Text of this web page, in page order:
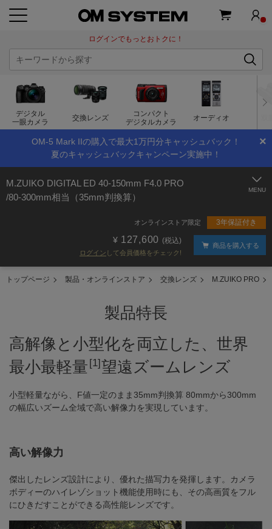
ログインでもっとおトクに！
デジタル
一眼カメラ
交換レンズ
コンパクト
デジタルカメラ
オーディオ
×
OM-5 Mark IIの購入で最大1万円分キャッシュバック！
夏のキャッシュバックキャンペーン実施中！
M.ZUIKO DIGITAL ED 40-150mm F4.0 PRO
/80-300mm相当（35mm判換算）
オンラインストア限定 3年保証付き
127,600 (税込)
ログイン して会員価格をチェック!
商品を購入する
トップページ 製品・オンラインストア 交換レンズ M.ZUIKO PRO
製品特長
高解像と小型化を両立した、世界
最小最軽量 [1]望遠ズームレンズ
小型軽量ながら、F値一定のまま35mm判換算 80mmから300mm
の幅広いズーム全域で高い解像力を実現しています。
高い解像力
傑出したレンズ設計により、優れた描写力を発揮します。カメラ
ボディーのハイレゾショット機能使用時にも、その高画質をフル
にひきだすことができる高性能レンズです。